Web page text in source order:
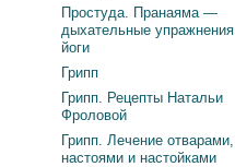
Простуда. Пранаяма —
дыхательные упражнения
йоги
Грипп
Грипп. Рецепты Натальи
Фроловой
Грипп. Лечение отварами,
настоями и настойками